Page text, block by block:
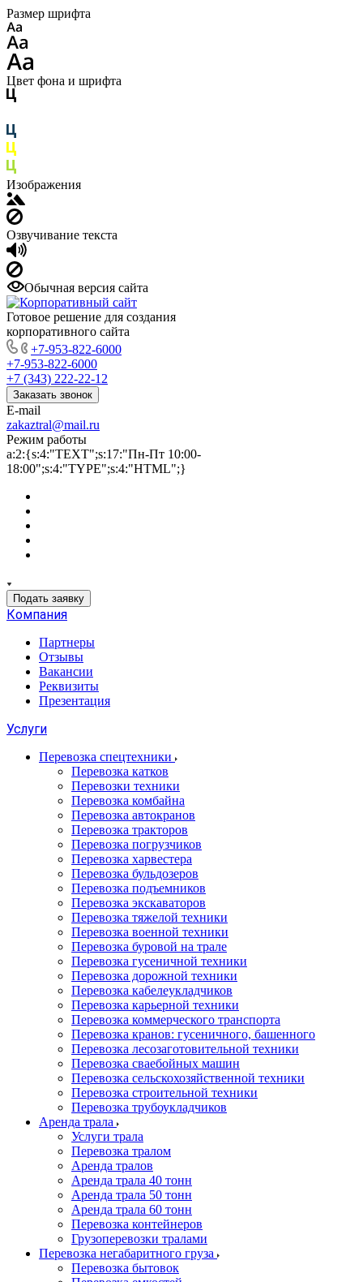
Размер шрифта
Цвет фона и шрифта
Изображения
Озвучивание текста
Обычная версия сайта
Готовое решение для создания
корпоративного сайта
+7-953-822-6000
+7-953-822-6000
+7 (343) 222-22-12
Заказать звонок
E-mail
zakaztral@mail.ru
Режим работы
a:2:{s:4:"TEXT";s:17:"Пн-Пт 10:00-
18:00";s:4:"TYPE";s:4:"HTML";}
Подать заявку
Компания
Партнеры
Отзывы
Вакансии
Реквизиты
Презентация
Услуги
Перевозка спецтехники
Перевозка катков
Перевозки техники
Перевозка комбайна
Перевозка автокранов
Перевозка тракторов
Перевозка погрузчиков
Перевозка харвестера
Перевозка бульдозеров
Перевозка подъемников
Перевозка экскаваторов
Перевозка тяжелой техники
Перевозка военной техники
Перевозка буровой на трале
Перевозка гусеничной техники
Перевозка дорожной техники
Перевозка кабелеукладчиков
Перевозка карьерной техники
Перевозка коммерческого транспорта
Перевозка кранов: гусеничного, башенного
Перевозка лесозаготовительной техники
Перевозка сваебойных машин
Перевозка сельскохозяйственной техники
Перевозка строительной техники
Перевозка трубоукладчиков
Аренда трала
Услуги трала
Перевозка тралом
Аренда тралов
Аренда трала 40 тонн
Аренда трала 50 тонн
Аренда трала 60 тонн
Перевозка контейнеров
Грузоперевозки тралами
Перевозка негабаритного груза
Перевозка бытовок